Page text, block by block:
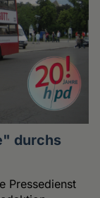
durchs
Pressedienst